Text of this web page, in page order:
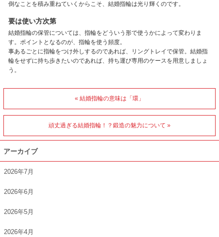
倒なことを積み重ねていくからこそ、結婚指輪は光り輝くのです。
要は使い方次第
結婚指輪の保管については、指輪をどういう形で使うかによって変わりま
す。ポイントとなるのが、指輪を使う頻度。
事あるごとに指輪をつけ外しするのであれば、リングトレイで保管。結婚指
輪をせずに持ち歩きたいのであれば、持ち運び専用のケースを用意しましょ
う。
« 結婚指輪の意味は「環」
頑丈過ぎる結婚指輪！？鍛造の魅力について »
アーカイブ
2026年7月
2026年6月
2026年5月
2026年4月